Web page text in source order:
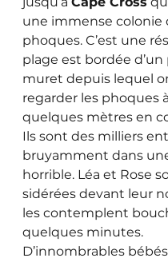
une immense colonie
phoques. C’est une
plage est bordée
muret depuis lequel
regarder les phoques à
quelques mètres en
Ils sont des milliers
bruyamment dans
horrible. Léa et Rose
sidérées devant leur
les contemplent
quelques minutes.
D’innombrables